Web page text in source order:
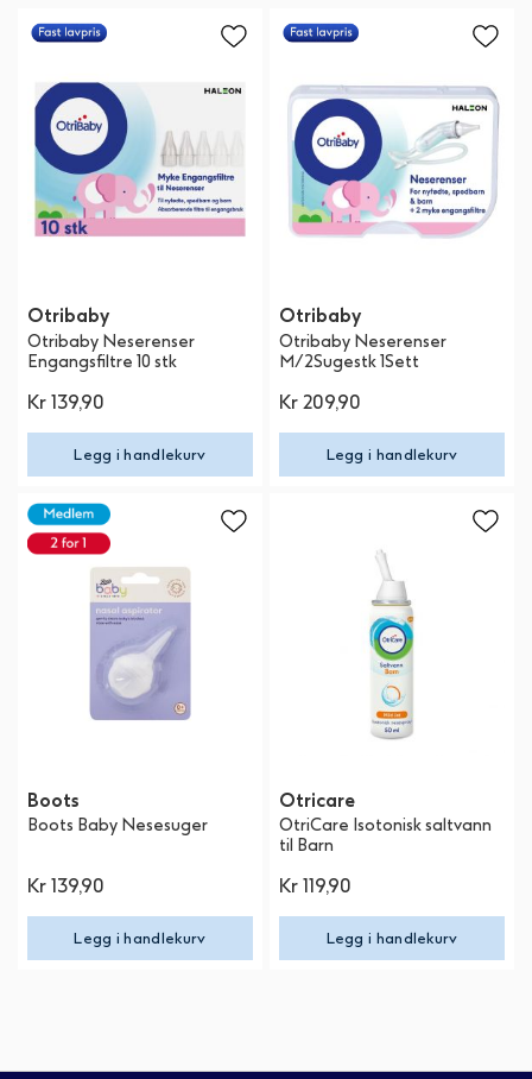
Otribaby
Otribaby Neserenser
Engangsfiltre 10 stk
Kr 139,90
Legg i handlekurv
Otribaby
Otribaby Neserenser
M/2Sugestk 1Sett
Kr 209,90
Legg i handlekurv
Boots
Boots Baby Nesesuger
Kr 139,90
Legg i handlekurv
Otricare
OtriCare Isotonisk saltvann
til Barn
Kr 119,90
Legg i handlekurv